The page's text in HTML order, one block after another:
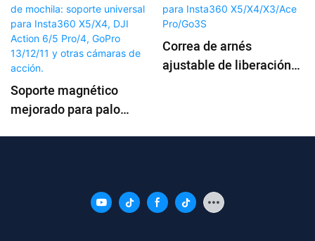
Soporte magnético
mejorado para palo
Insta360 X5/X4, DJI
Correa de arnés
ajustable de liberación
corporal para Insta360